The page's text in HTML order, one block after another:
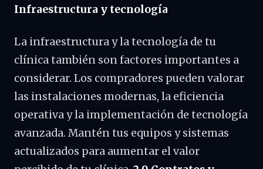
Infraestructura y tecnología
La infraestructura y la tecnología de tu
clínica también son factores importantes a
considerar. Los compradores pueden valorar
las instalaciones modernas, la eficiencia
operativa y la implementación de tecnología
avanzada. Mantén tus equipos y sistemas
actualizados para aumentar el valor